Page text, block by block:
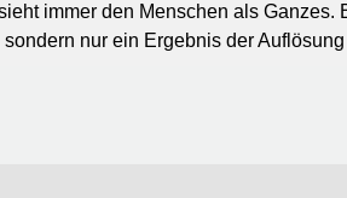
immer den Menschen als
nur ein Ergebnis der